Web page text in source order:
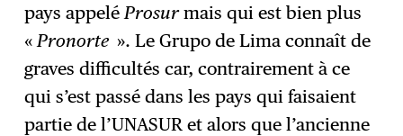
pays appeléProsurmais qui est bien plus
«Pronorte ». Le Grupo de Lima connaît de
graves difficultés car, contrairement à ce
qui s’est passé dans les pays qui faisaient
partie de l’UNASUR et alors que l’ancienne